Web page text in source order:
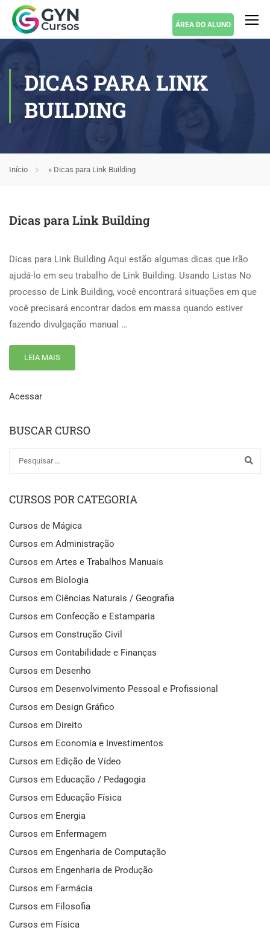
ÁREA DO ALUNO
DICAS PARA LINK
BUILDING
Início » Dicas para Link Building
Dicas para Link Building
Dicas para Link Building Aqui estão algumas dicas que irão
ajudá-lo em seu trabalho de Link Building. Usando Listas No
processo de Link Building, você encontrará situações em que
você precisará encontrar dados em massa quando estiver
fazendo divulgação manual …
LEIA MAIS
Acessar
BUSCAR CURSO
CURSOS POR CATEGORIA
Cursos de Mágica
Cursos em Administração
Cursos em Artes e Trabalhos Manuais
Cursos em Biologia
Cursos em Ciências Naturais / Geografia
Cursos em Confecção e Estamparia
Cursos em Construção Civil
Cursos em Contabilidade e Finanças
Cursos em Desenho
Cursos em Desenvolvimento Pessoal e Profissional
Cursos em Design Gráfico
Cursos em Direito
Cursos em Economia e Investimentos
Cursos em Edição de Vídeo
Cursos em Educação / Pedagogia
Cursos em Educação Física
Cursos em Energia
Cursos em Enfermagem
Cursos em Engenharia de Computação
Cursos em Engenharia de Produção
Cursos em Farmácia
Cursos em Filosofia
Cursos em Física